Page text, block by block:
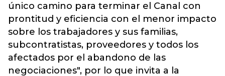
único camino para terminar el Canal con
prontitud y eficiencia con el menor impacto
sobre los trabajadores y sus familias,
subcontratistas, proveedores y todos los
afectados por el abandono de las
negociaciones", por lo que invita a la